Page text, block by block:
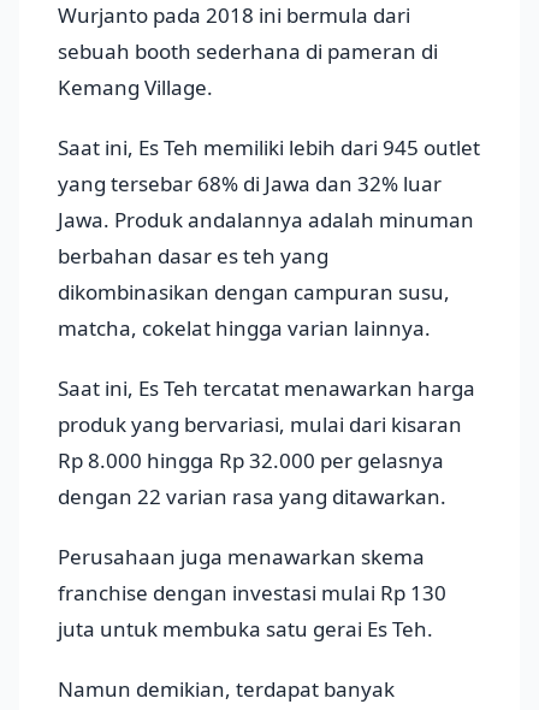
Wurjanto pada 2018 ini bermula dari
sebuah booth sederhana di pameran di
Kemang Village.
Saat ini, Es Teh memiliki lebih dari 945 outlet
yang tersebar 68% di Jawa dan 32% luar
Jawa. Produk andalannya adalah minuman
berbahan dasar es teh yang
dikombinasikan dengan campuran susu,
matcha, cokelat hingga varian lainnya.
Saat ini, Es Teh tercatat menawarkan harga
produk yang bervariasi, mulai dari kisaran
Rp 8.000 hingga Rp 32.000 per gelasnya
dengan 22 varian rasa yang ditawarkan.
Perusahaan juga menawarkan skema
franchise dengan investasi mulai Rp 130
juta untuk membuka satu gerai Es Teh.
Namun demikian, terdapat banyak